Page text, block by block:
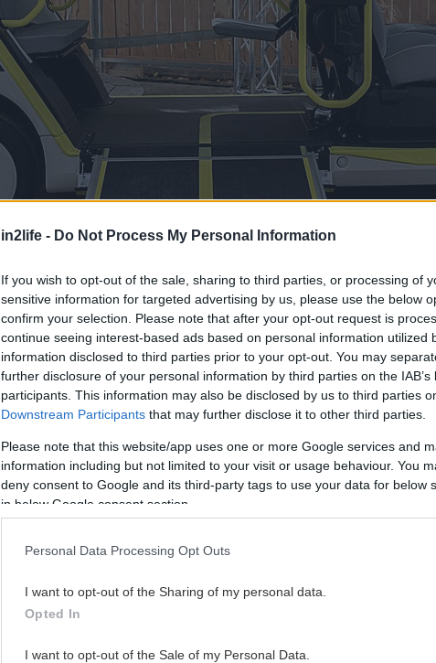
in2life - Do Not Process My Personal Information
If you wish to opt-out of the sale, sharing to third parties, or processing of
sensitive information for targeted advertising by us, please use the below
confirm your selection. Please note that after your opt-out request is
continue seeing interest-based ads based on personal information utilized
information disclosed to third parties prior to your opt-out. You may
further disclosure of your personal information by third parties on the IAB’s
participants. This information may also be disclosed by us to third parties
Downstream Participants that may further disclose it to other third parties.
Please note that this website/app uses one or more Google services and
information including but not limited to your visit or usage behaviour. You
deny consent to Google and its third-party tags to use your data for below
in below Google consent section.
Personal Data Processing Opt Outs
I want to opt-out of the Sharing of my personal data.
Opted In
I want to opt-out of the Sale of my Personal Data.